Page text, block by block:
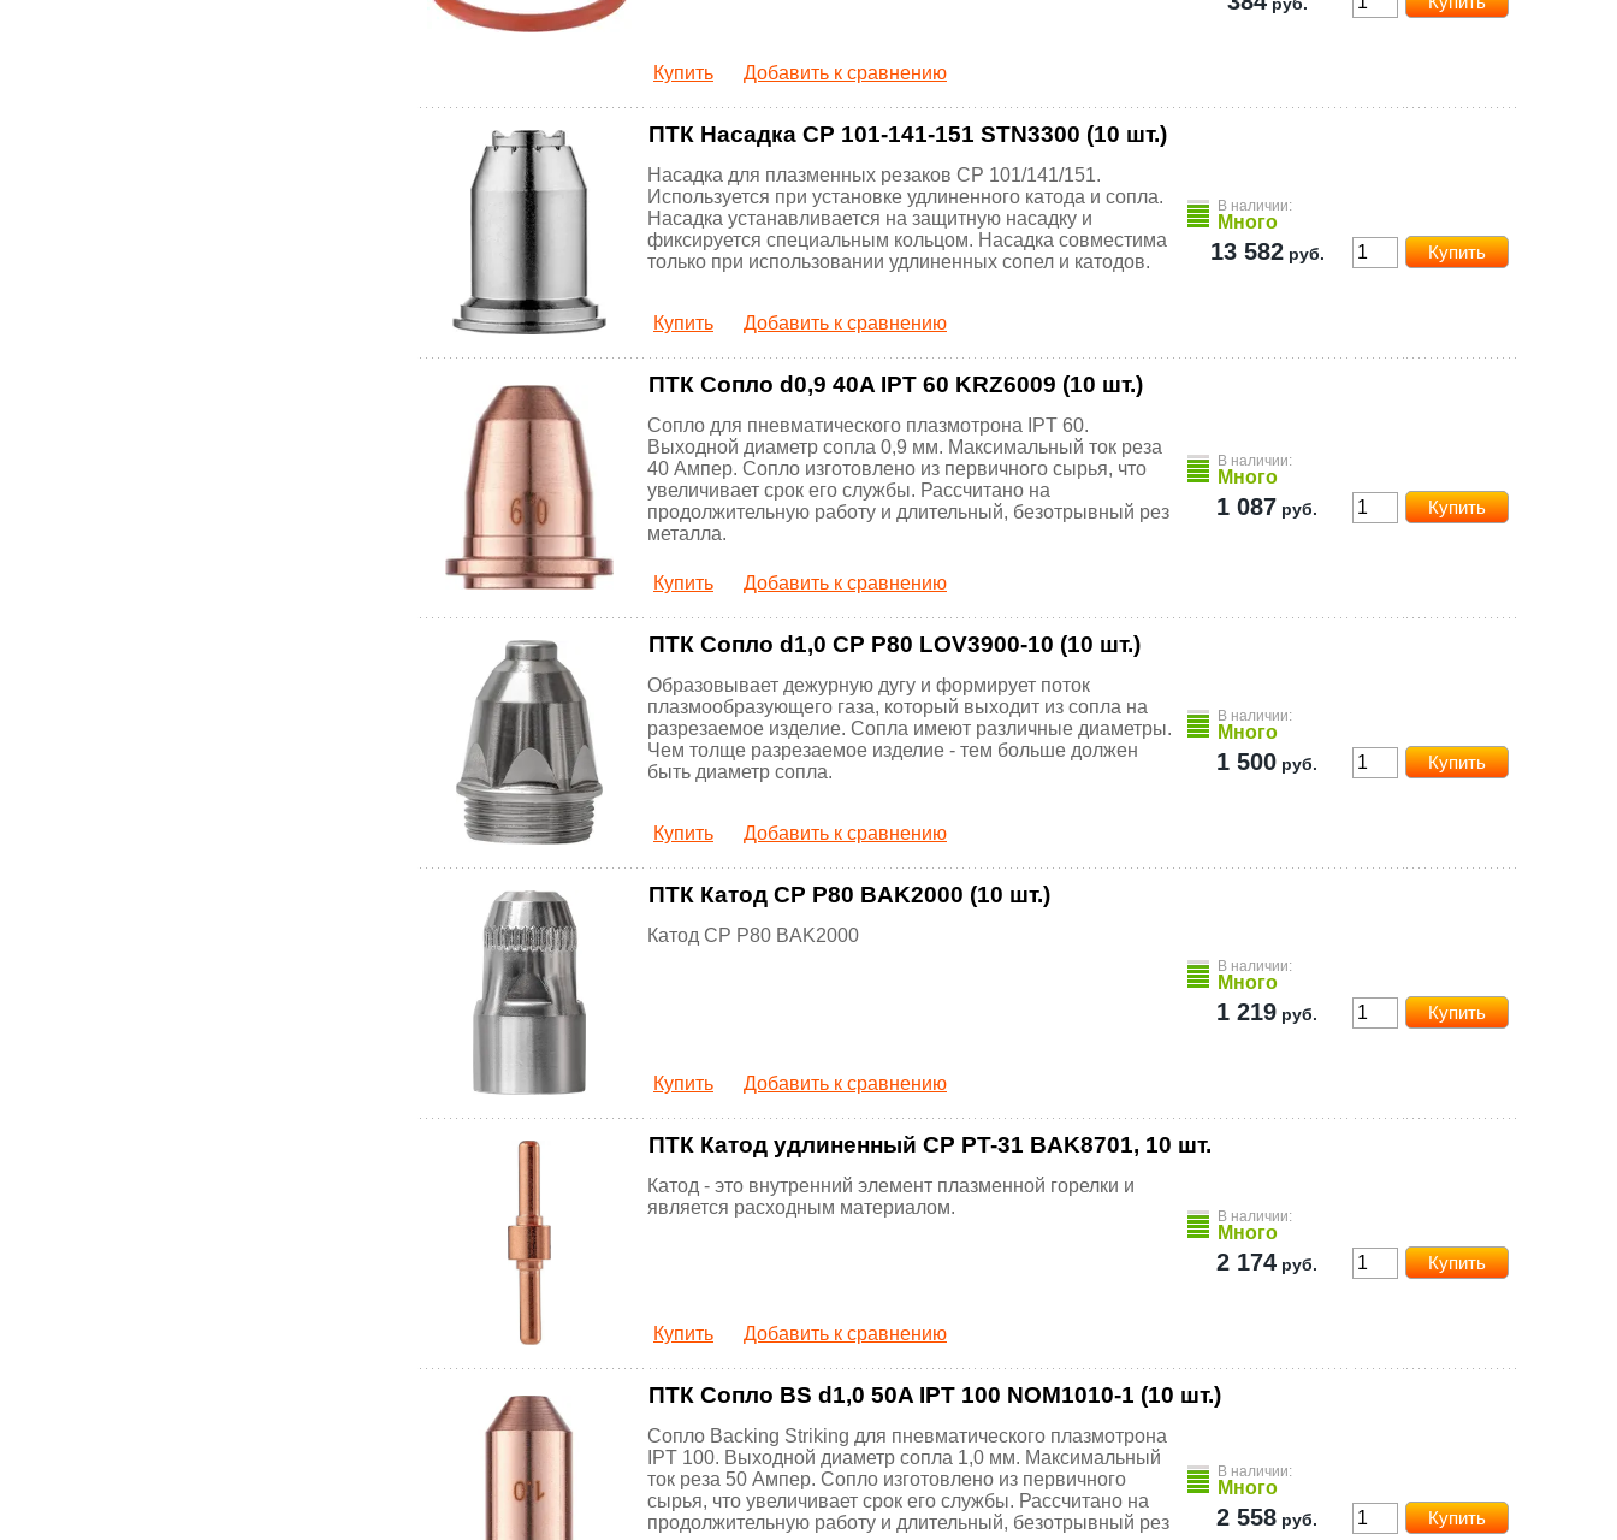
Купить Добавить к сравнению
ПТК Насадка CP 101-141-151 STN3300 (10 шт.)
Насадка для плазменных резаков CP 101/141/151.
Используется при установке удлиненного катода и сопла.
Насадка устанавливается на защитную насадку и
фиксируется специальным кольцом. Насадка совместима
только при использовании удлиненных сопел и катодов.
Купить Добавить к сравнению
В наличии:
Много
13 582руб.
ПТК Сопло d0,9 40A IPT 60 KRZ6009 (10 шт.)
Сопло для пневматического плазмотрона IPT 60.
Выходной диаметр сопла 0,9 мм. Максимальный ток реза
40 Ампер. Сопло изготовлено из первичного сырья, что
увеличивает срок его службы. Рассчитано на
продолжительную работу и длительный, безотрывный рез
металла.
Купить Добавить к сравнению
В наличии:
Много
1 087 руб.
ПТК Сопло d1,0 CP P80 LOV3900-10 (10 шт.)
Образовывает дежурную дугу и формирует поток
плазмообразующего газа, который выходит из сопла на
разрезаемое изделие. Сопла имеют различные диаметры.
Чем толще разрезаемое изделие - тем больше должен
быть диаметр сопла.
Купить Добавить к сравнению
В наличии:
Много
1 500 руб.
ПТК Катод CP P80 BAK2000 (10 шт.)
Катод CP P80 BAK2000
Купить Добавить к сравнению
В наличии:
Много
1 219 руб.
ПТК Катод удлиненный CP PT-31 BAK8701, 10 шт.
Катод - это внутренний элемент плазменной горелки и
является расходным материалом.
Купить Добавить к сравнению
В наличии:
Много
2 174 руб.
ПТК Сопло BS d1,0 50A IPT 100 NOM1010-1 (10 шт.)
Сопло Backing Striking для пневматического плазмотрона
IPT 100. Выходной диаметр сопла 1,0 мм. Максимальный
ток реза 50 Ампер. Сопло изготовлено из первичного
сырья, что увеличивает срок его службы. Рассчитано на
продолжительную работу и длительный, безотрывный рез
В наличии:
Много
2 558 руб.